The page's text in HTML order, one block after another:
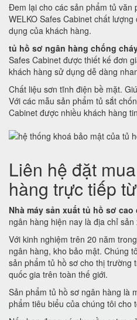
Đem lại cho các sản phẩm tủ văn
WELKO Safes Cabinet chất
dụng của khách hàng.
tủ hồ sơ ngân hàng chống
Safes Cabinet được thiết kế đơn
khách hàng sử dụng dễ dàng
Chất liệu sơn tĩnh điện bề mặt.
Với các mẫu sản phẩm tủ sắt
Cabinet được nhiều khách hàng
Liên hệ đặt
hàng trực tiếp
Nhà máy sản xuất tủ hồ sơ cao
ngân hàng hiện nay là địa chỉ
Với kinh nghiệm trên 20 năm
ngân hàng, kho bảo mật. Chúng
sản phẩm tủ hồ sơ cho thị trường
quốc gia trên toàn thế giới.
Sản phẩm tủ hồ sơ ngân hàng là
phẩm tiêu biểu của chúng tôi cho